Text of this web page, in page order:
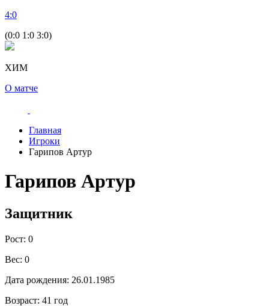
4:0
(0:0 1:0 3:0)
ХИМ
О матче
Главная
Игроки
Гарипов Артур
Гарипов Артур
Защитник
Рост: 0
Вес: 0
Дата рождения: 26.01.1985
Возраст: 41 год